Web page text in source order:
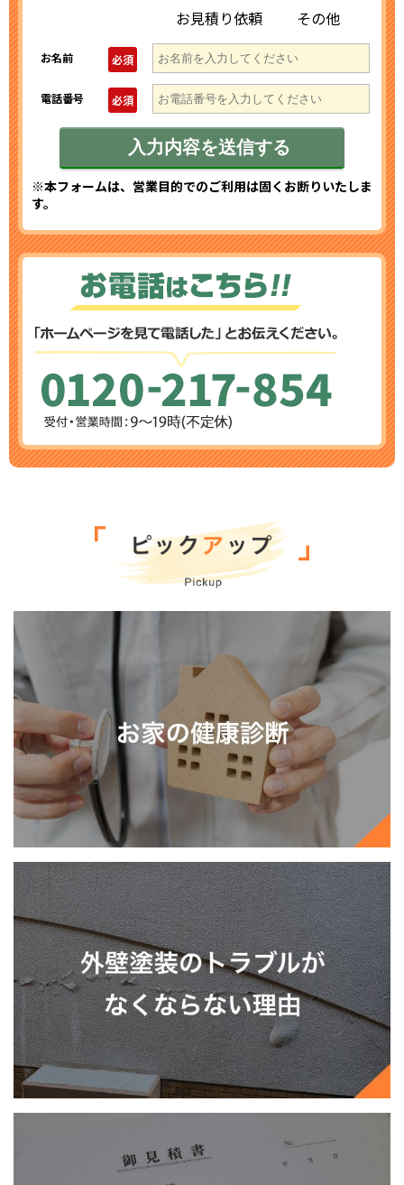
お見積り依頼
その他
お名前 必須
電話番号 必須
※本フォームは、営業目的でのご利用は固くお断りいたしま
す。